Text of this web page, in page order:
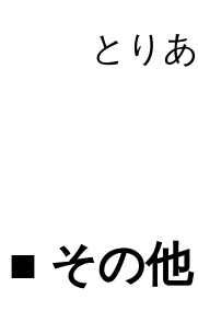
とりあ
■ その他